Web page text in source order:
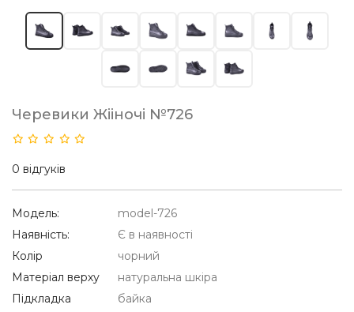
Черевики Жііночі №726
0 відгуків
Модель:
model-726
Наявність:
Є в наявності
Колір
чорний
Матеріал верху
натуральна шкіра
Підкладка
байка